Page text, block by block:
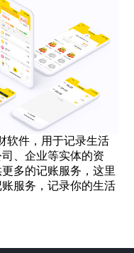
软件，用于记录生活
、企业等实体的资
多的记账服务，这里
服务，记录你的生活